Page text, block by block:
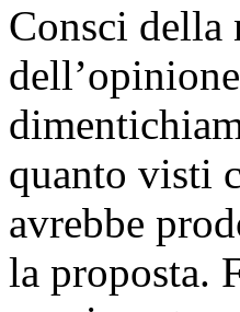
Consci della
quanto visti
avrebbe
la proposta.